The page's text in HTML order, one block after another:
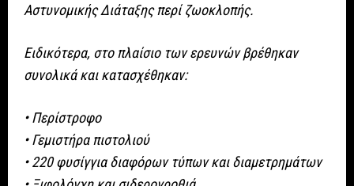
Αστυνομικής Διάταξης περί ζωοκλοπής.
Ειδικότερα, στο πλαίσιο των ερευνών βρέθηκαν
συνολικά και κατασχέθηκαν:
• Περίστροφο
• Γεμιστήρα πιστολιού
• 220 φυσίγγια διαφόρων τύπων και διαμετρημάτων